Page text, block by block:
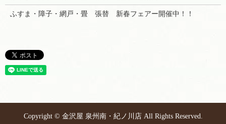
ふすま・障子・網戸・畳 張替 新春フェアー開催中！！
Copyright © 金沢屋 泉州南・紀ノ川店 All Rights Reserved.